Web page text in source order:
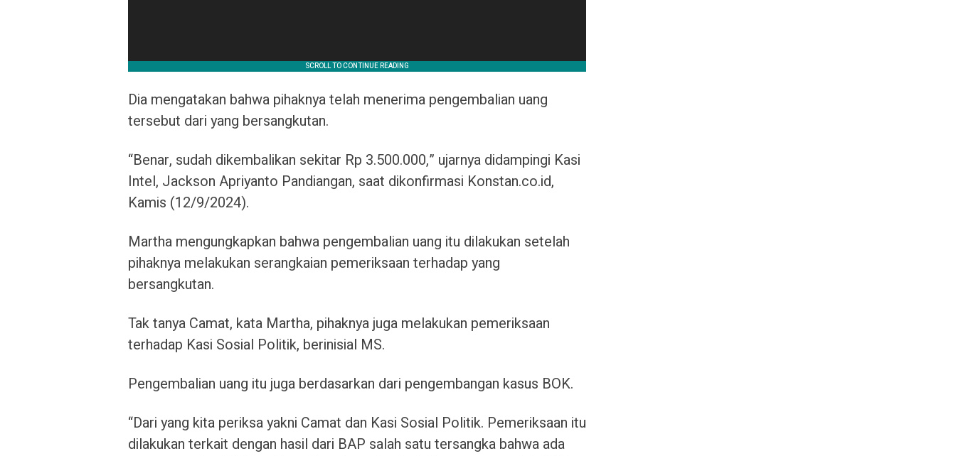
Dia mengatakan bahwa pihaknya telah menerima pengembalian uang
tersebut dari yang bersangkutan.
“Benar, sudah dikembalikan sekitar Rp 3.500.000,” ujarnya didampingi Kasi
Intel, Jackson Apriyanto Pandiangan, saat dikonfirmasi Konstan.co.id,
Kamis (12/9/2024).
Martha mengungkapkan bahwa pengembalian uang itu dilakukan setelah
pihaknya melakukan serangkaian pemeriksaan terhadap yang
bersangkutan.
Tak tanya Camat, kata Martha, pihaknya juga melakukan pemeriksaan
terhadap Kasi Sosial Politik, berinisial MS.
Pengembalian uang itu juga berdasarkan dari pengembangan kasus BOK.
“Dari yang kita periksa yakni Camat dan Kasi Sosial Politik. Pemeriksaan itu
dilakukan terkait dengan hasil dari BAP salah satu tersangka bahwa ada